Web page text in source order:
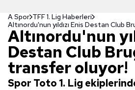
A Spor TFF 1. Lig Haberleri
Altınordu'nun yıldızı Enis Destan Club
Altınordu'nun
Destan Club
transfer oluyor!
Spor Toto 1. Lig